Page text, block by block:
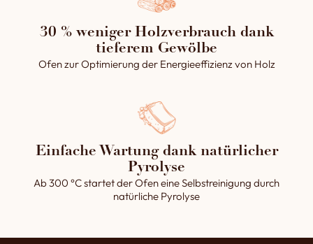
30 % weniger Holzverbrauch dank
tieferem Gewölbe
Ofen zur Optimierung der Energieeffizienz von Holz
Einfache Wartung dank natürlicher
Pyrolyse
Ab 300 °C startet der Ofen eine Selbstreinigung durch
natürliche Pyrolyse